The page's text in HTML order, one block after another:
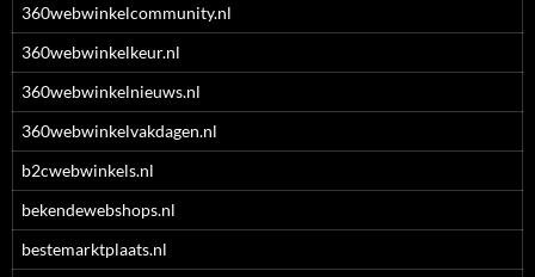
360webwinkelcommunity.nl
360webwinkelkeur.nl
360webwinkelnieuws.nl
360webwinkelvakdagen.nl
b2cwebwinkels.nl
bekendewebshops.nl
bestemarktplaats.nl